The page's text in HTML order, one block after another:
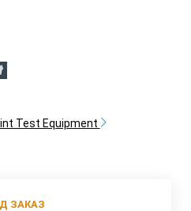
Test Equipment
ЗАКАЗ